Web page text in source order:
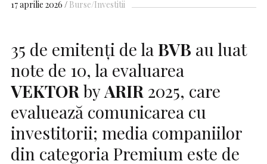
17 aprilie 2026 Burse/Investitii
35 de emitenți de la BVB au luat
note de 10, la evaluarea
VEKTORbyARIR2025, care
evaluează comunicarea cu
investitorii; media companiilor
din categoria Premium este de